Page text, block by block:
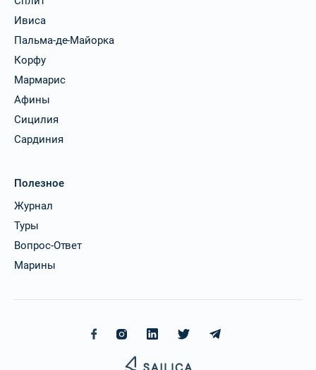
Ивиса
Пальма-де-Майорка
Корфу
Мармарис
Афины
Сицилия
Сардиния
Полезное
Журнал
Туры
Вопрос-Ответ
Марины